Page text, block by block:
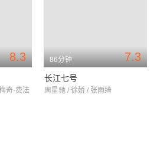
8.3
奇·费法
7.3
86分钟
长江七号
周星驰 / 徐娇 / 张雨绮